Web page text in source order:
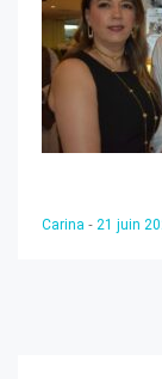
Carina - 21 juin